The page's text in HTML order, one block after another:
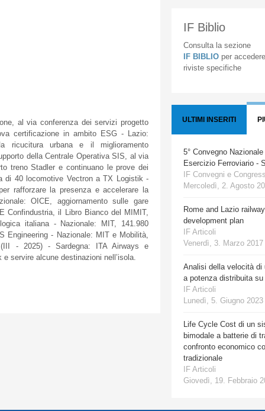
al via conferenza dei servizi progetto
certificazione in ambito ESG - Lazio:
ricucitura urbana e il miglioramento
della Centrale Operativa SIS, al via
treno Stadler e continuano le prove dei
di 40 locomotive Vectron a TX Logistik -
rafforzare la presenza e accelerare la
OICE, aggiornamento sulle gare
Confindustria, il Libro Bianco del MIMIT,
italiana - Nazionale: MIT, 141.980
Engineering - Nazionale: MIT e Mobilità,
(III - 2025) - Sardegna: ITA Airways e
servire alcune destinazioni nell’isola.
IF Biblio
Consulta la sezione
IF BIBLIO per
riviste specifiche
ULTIMI INSERITI
5° Convegno
Esercizio Ferroviario -
IF Convegni e
Mercoledì, 2. Agosto
Rome and Lazio
development plan
IF Articoli
Venerdì, 3. Marzo
Analisi della velocità di
a potenza distribuita
IF Articoli
Lunedì, 5. Giugno
Life Cycle Cost di un
bimodale a batterie di
confronto economico
tradizionale
IF Articoli
Giovedì, 19. Febbraio